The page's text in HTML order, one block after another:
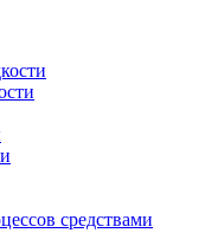
средствами